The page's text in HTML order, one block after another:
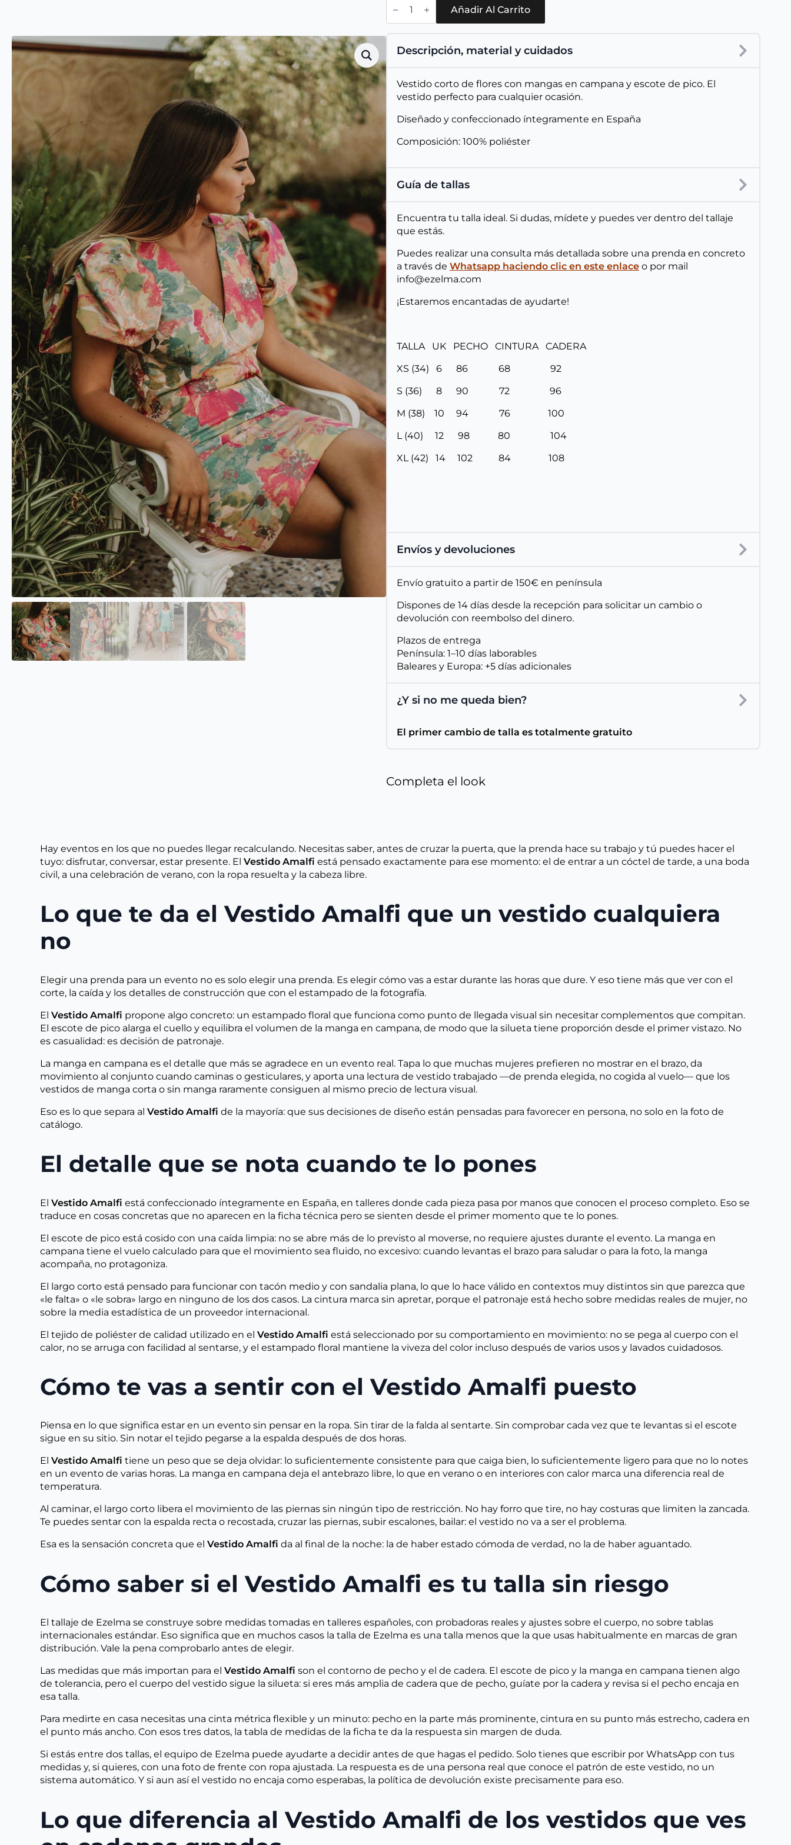
Amalfi
Añadir Al Carrito
Descripción, material y cuidados
Vestido corto de flores con mangas en campana y escote de pico. El
vestido perfecto para cualquier ocasión.
Diseñado y confeccionado íntegramente en España
Composición: 100% poliéster
Guía de tallas
Encuentra tu talla ideal. Si dudas, mídete y puedes ver dentro del tallaje
que estás.
Puedes realizar una consulta más detallada sobre una prenda en concreto
a través de Whatsapp haciendo clic en este enlace o por mail
info@ezelma.com
¡Estaremos encantadas de ayudarte!
TALLA UK PECHO CINTURA CADERA
XS (34) 6 86 68 92
S (36) 8 90 72 96
M (38) 10 94 76 100
L (40) 12 98 80 104
XL (42) 14 102 84 108
Envíos y devoluciones
Envío gratuito a partir de 150€ en península
Dispones de 14 días desde la recepción para solicitar un cambio o
devolución con reembolso del dinero.
Plazos de entrega
Península: 1–10 días laborables
Baleares y Europa: +5 días adicionales
¿Y si no me queda bien?
El primer cambio de talla es totalmente gratuito
Completa el look
Hay eventos en los que no puedes llegar recalculando. Necesitas saber, antes de cruzar la puerta, que la prenda hace su trabajo y tú puedes hacer el
tuyo: disfrutar, conversar, estar presente. El Vestido Amalfi está pensado exactamente para ese momento: el de entrar a un cóctel de tarde, a una boda
civil, a una celebración de verano, con la ropa resuelta y la cabeza libre.
Lo que te da el Vestido Amalfi que un vestido cualquiera
no
Elegir una prenda para un evento no es solo elegir una prenda. Es elegir cómo vas a estar durante las horas que dure. Y eso tiene más que ver con el
corte, la caída y los detalles de construcción que con el estampado de la fotografía.
El Vestido Amalfi propone algo concreto: un estampado floral que funciona como punto de llegada visual sin necesitar complementos que compitan.
El escote de pico alarga el cuello y equilibra el volumen de la manga en campana, de modo que la silueta tiene proporción desde el primer vistazo. No
es casualidad: es decisión de patronaje.
La manga en campana es el detalle que más se agradece en un evento real. Tapa lo que muchas mujeres prefieren no mostrar en el brazo, da
movimiento al conjunto cuando caminas o gesticulares, y aporta una lectura de vestido trabajado —de prenda elegida, no cogida al vuelo— que los
vestidos de manga corta o sin manga raramente consiguen al mismo precio de lectura visual.
Eso es lo que separa al Vestido Amalfi de la mayoría: que sus decisiones de diseño están pensadas para favorecer en persona, no solo en la foto de
catálogo.
El detalle que se nota cuando te lo pones
El Vestido Amalfi está confeccionado íntegramente en España, en talleres donde cada pieza pasa por manos que conocen el proceso completo. Eso se
traduce en cosas concretas que no aparecen en la ficha técnica pero se sienten desde el primer momento que te lo pones.
El escote de pico está cosido con una caída limpia: no se abre más de lo previsto al moverse, no requiere ajustes durante el evento. La manga en
campana tiene el vuelo calculado para que el movimiento sea fluido, no excesivo: cuando levantas el brazo para saludar o para la foto, la manga
acompaña, no protagoniza.
El largo corto está pensado para funcionar con tacón medio y con sandalia plana, lo que lo hace válido en contextos muy distintos sin que parezca que
«le falta» o «le sobra» largo en ninguno de los dos casos. La cintura marca sin apretar, porque el patronaje está hecho sobre medidas reales de mujer, no
sobre la media estadística de un proveedor internacional.
El tejido de poliéster de calidad utilizado en el Vestido Amalfi está seleccionado por su comportamiento en movimiento: no se pega al cuerpo con el
calor, no se arruga con facilidad al sentarse, y el estampado floral mantiene la viveza del color incluso después de varios usos y lavados cuidadosos.
Cómo te vas a sentir con el Vestido Amalfi puesto
Piensa en lo que significa estar en un evento sin pensar en la ropa. Sin tirar de la falda al sentarte. Sin comprobar cada vez que te levantas si el escote
sigue en su sitio. Sin notar el tejido pegarse a la espalda después de dos horas.
El Vestido Amalfi tiene un peso que se deja olvidar: lo suficientemente consistente para que caiga bien, lo suficientemente ligero para que no lo notes
en un evento de varias horas. La manga en campana deja el antebrazo libre, lo que en verano o en interiores con calor marca una diferencia real de
temperatura.
Al caminar, el largo corto libera el movimiento de las piernas sin ningún tipo de restricción. No hay forro que tire, no hay costuras que limiten la zancada.
Te puedes sentar con la espalda recta o recostada, cruzar las piernas, subir escalones, bailar: el vestido no va a ser el problema.
Esa es la sensación concreta que el Vestido Amalfi da al final de la noche: la de haber estado cómoda de verdad, no la de haber aguantado.
Cómo saber si el Vestido Amalfi es tu talla sin riesgo
El tallaje de Ezelma se construye sobre medidas tomadas en talleres españoles, con probadoras reales y ajustes sobre el cuerpo, no sobre tablas
internacionales estándar. Eso significa que en muchos casos la talla de Ezelma es una talla menos que la que usas habitualmente en marcas de gran
distribución. Vale la pena comprobarlo antes de elegir.
Las medidas que más importan para el Vestido Amalfi son el contorno de pecho y el de cadera. El escote de pico y la manga en campana tienen algo
de tolerancia, pero el cuerpo del vestido sigue la silueta: si eres más amplia de cadera que de pecho, guíate por la cadera y revisa si el pecho encaja en
esa talla.
Para medirte en casa necesitas una cinta métrica flexible y un minuto: pecho en la parte más prominente, cintura en su punto más estrecho, cadera en
el punto más ancho. Con esos tres datos, la tabla de medidas de la ficha te da la respuesta sin margen de duda.
Si estás entre dos tallas, el equipo de Ezelma puede ayudarte a decidir antes de que hagas el pedido. Solo tienes que escribir por WhatsApp con tus
medidas y, si quieres, con una foto de frente con ropa ajustada. La respuesta es de una persona real que conoce el patrón de este vestido, no un
sistema automático. Y si aun así el vestido no encaja como esperabas, la política de devolución existe precisamente para eso.
Lo que diferencia al Vestido Amalfi de los vestidos que ves